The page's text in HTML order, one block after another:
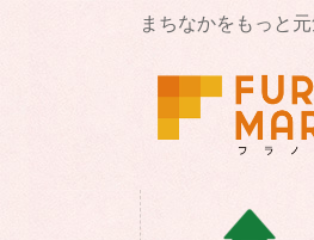
まちなかをもっと